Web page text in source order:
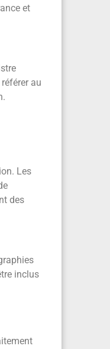
et
au
Les
des
inclus